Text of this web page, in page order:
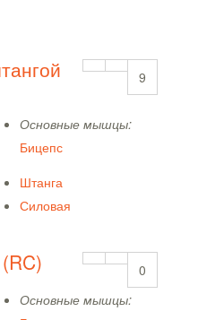
9
Основные мышцы:
Бицепс
Штанга
Силовая
0
Основные мышцы: